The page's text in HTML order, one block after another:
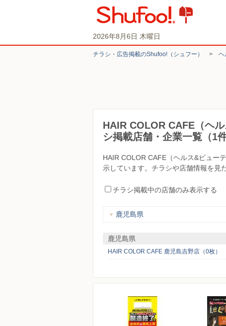
2026年8月6日 木曜日
チラシ・​広告掲載の​Shufoo!​（シュフー） > ヘ
HAIR COLOR CAFE（ヘ
シ掲載店舗・企業一覧（1件
HAIR COLOR CAFE（ヘルス&ビュー
示しています。チラシや店舗情報を見
チラシ掲載中の店舗のみ表示する
鹿児島県
鹿児島県
HAIR COLOR CAFE 鹿児島吉野店（0枚）